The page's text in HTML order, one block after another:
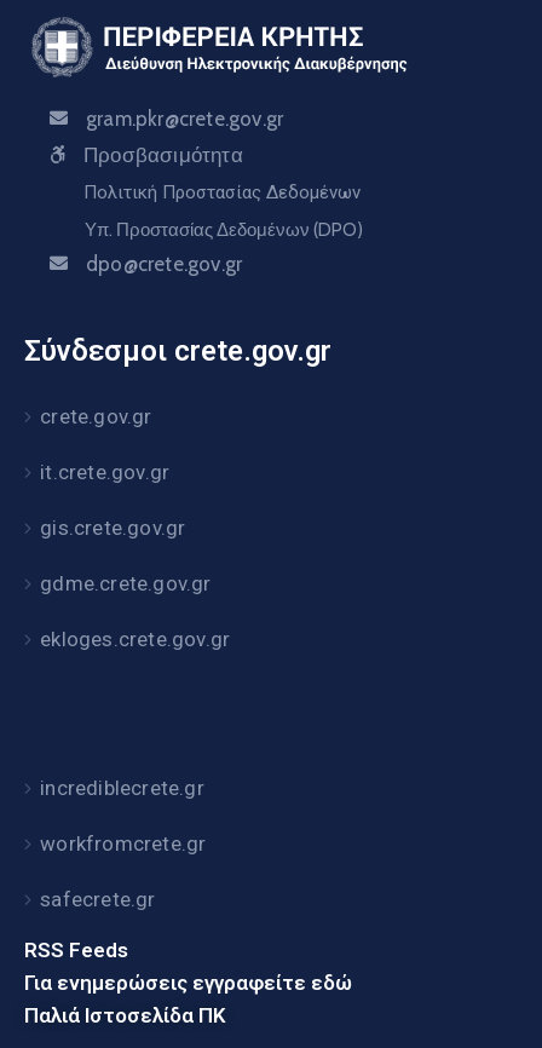
gram.pkr@crete.gov.gr
Προσβασιμότητα
Πολιτική Προστασίας Δεδομένων
Υπ. Προστασίας Δεδομένων (DPO)
dpo@crete.gov.gr
Σύνδεσμοι crete.gov.gr
crete.gov.gr
it.crete.gov.gr
gis.crete.gov.gr
gdme.crete.gov.gr
ekloges.crete.gov.gr
incrediblecrete.gr
workfromcrete.gr
safecrete.gr
RSS Feeds
Για ενημερώσεις εγγραφείτε εδώ
Παλιά Ιστοσελίδα ΠΚ